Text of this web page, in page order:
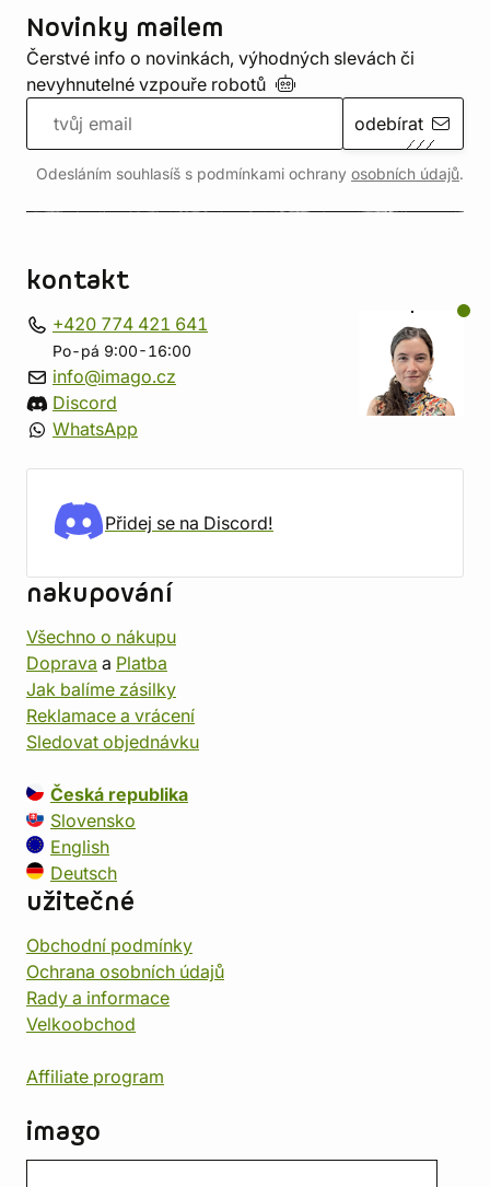
Novinky mailem
Čerstvé info o novinkách, výhodných slevách či
nevyhnutelné vzpouře robotů
odebírat
Odesláním souhlasíš s podmínkami ochrany osobních údajů.
kontakt
+420 774 421 641
Po-pá 9:00-16:00
info@imago.cz
Discord
WhatsApp
Přidej se na Discord!
nakupování
Všechno o nákupu
Doprava a Platba
Jak balíme zásilky
Reklamace a vrácení
Sledovat objednávku
Česká republika
Slovensko
English
Deutsch
užitečné
Obchodní podmínky
Ochrana osobních údajů
Rady a informace
Velkoobchod
Affiliate program
imago